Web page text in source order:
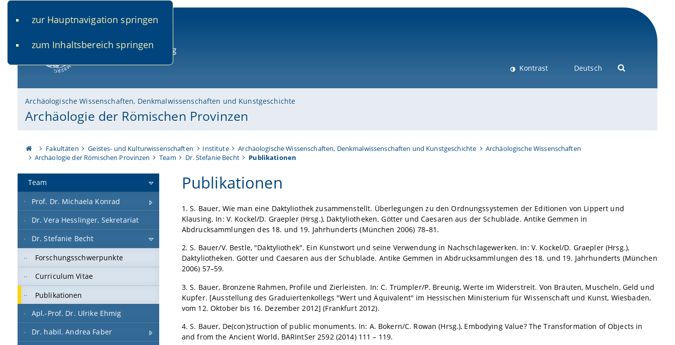
zur Hauptnavigation springen
zum Inhaltsbereich springen
Kontrast Deutsch
Archäologische Wissenschaften, Denkmalwissenschaften und Kunstgeschichte
Archäologie der Römischen Provinzen
Fakultäten Geistes- und Kulturwissenschaften Institute Archäologische Wissenschaften, Denkmalwissenschaften und Kunstgeschichte
Archäologische Wissenschaften
Archäologie der Römischen Provinzen
Team Dr. Stefanie Becht Publikationen
Team
Prof. Dr. Michaela Konrad
Dr. Vera Hesslinger, Sekretariat
Dr. Stefanie Becht
Forschungsschwerpunkte
Curriculum Vitae
Publikationen
Apl.-Prof. Dr. Ulrike Ehmig
Dr. habil. Andrea Faber
Publikationen
1. S. Bauer, Wie man eine Daktyliothek zusammenstellt. Überlegungen zu den Ordnungssystemen der Editionen von Lippert und
Klausing. In: V. Kockel/D. Graepler (Hrsg.), Daktyliotheken. Götter und Caesaren aus der Schublade. Antike Gemmen in
Abdrucksammlungen des 18. und 19. Jahrhunderts (München 2006) 78–81.
2. S. Bauer/V. Bestle, "Daktyliothek". Ein Kunstwort und seine Verwendung in Nachschlagewerken. In: V. Kockel/D. Graepler (Hrsg.),
Daktyliotheken. Götter und Caesaren aus der Schublade. Antike Gemmen in Abdrucksammlungen des 18. und 19. Jahrhunderts (München
2006) 57–59.
3. S. Bauer, Bronzene Rahmen, Profile und Zierleisten. In: C. Trümpler/P. Breunig, Werte im Widerstreit. Von Bräuten, Muscheln, Geld und
Kupfer. [Ausstellung des Graduiertenkollegs "Wert und Äquivalent" im Hessischen Ministerium für Wissenschaft und Kunst, Wiesbaden,
vom 12. Oktober bis 16. Dezember 2012] (Frankfurt 2012).
4. S. Bauer, De(con)struction of public monuments. In: A. Bokern/C. Rowan (Hrsg.), Embodying Value? The Transformation of Objects in
and from the Ancient World, BARIntSer 2592 (2014) 111 – 119.